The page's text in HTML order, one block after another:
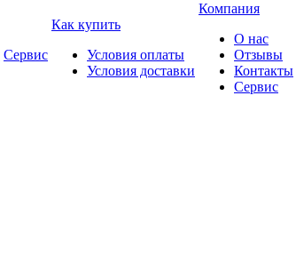
Сервис
Как купить
Условия оплаты
Условия доставки
Компания
О нас
Отзывы
Контакты
Сервис